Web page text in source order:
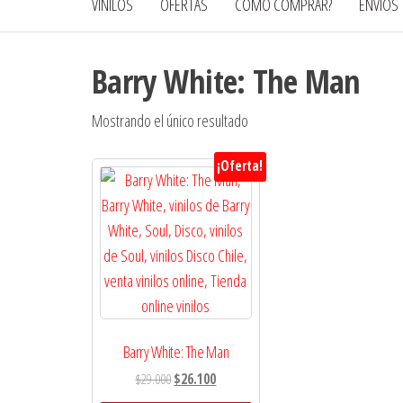
VINILOS OFERTAS CÓMO COMPRAR? ENVÍOS
Barry White: The Man
Mostrando el único resultado
¡Oferta!
Barry White: The Man
$29.000El
$26.100El